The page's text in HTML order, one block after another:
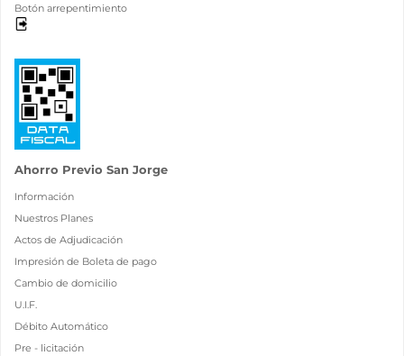
Botón arrepentimiento
Ahorro Previo San Jorge
Información
Nuestros Planes
Actos de Adjudicación
Impresión de Boleta de pago
Cambio de domicilio
U.I.F.
Débito Automático
Pre - licitación